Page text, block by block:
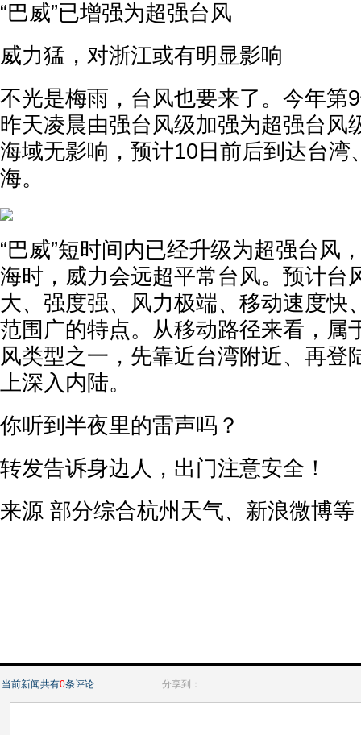
“巴威”已增强为超强台风
威力猛，对浙江或有明显影响
不光是梅雨，台风也要来了。今年第
昨天凌晨由强台风级加强为超强台风
海域无影响，预计10日前后到达台湾
海。
“巴威”短时间内已经升级为超强台风
海时，威力会远超平常台风。预计台
大、强度强、风力极端、移动速度快
范围广的特点。从移动路径来看，属
风类型之一，先靠近台湾附近、再登
上深入内陆。
你听到半夜里的雷声吗？
转发告诉身边人，出门注意安全！
来源 部分综合杭州天气、新浪微博等
当前新闻共有0条评论 分享到：